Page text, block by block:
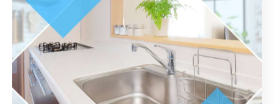
水回りリフォームで実践できる省エネ対策には、さまざ
まな方法があります。たとえば、浴室やキッチンの断熱
改修、節水型トイレや高効率シャワーヘッドの設置、
LED照明への切り替えなどが代表的です。これらの対策
を組み合わせることで、給湯器の省エネ効果を最大限に